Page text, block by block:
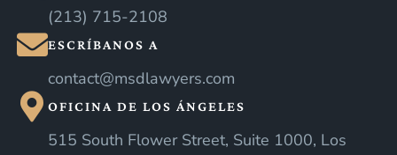
(213) 715-2108
ESCRÍBANOS A
contact@msdlawyers.com
OFICINA DE LOS ÁNGELES
515 South Flower Street, Suite 1000, Los